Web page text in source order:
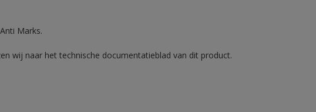
Marks.
wij naar het technische documentatieblad van dit product.